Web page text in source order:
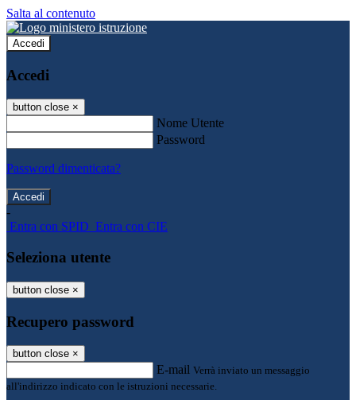
Salta al contenuto
Accedi
Accedi
button close ×
Nome Utente
Password
Password dimenticata?
-
Entra con SPID Entra con CIE
Seleziona utente
button close ×
Recupero password
button close ×
E-mail Verrà inviato un messaggio
all'indirizzo indicato con le istruzioni necessarie.